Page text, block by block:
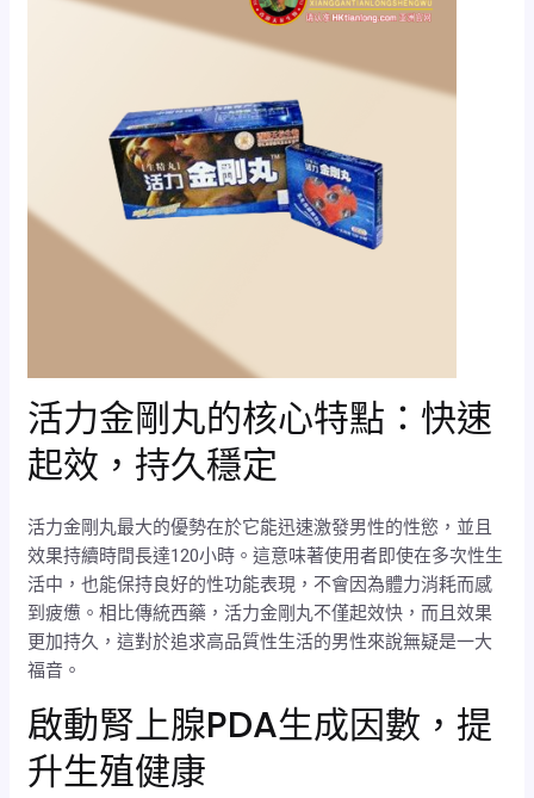
活力金剛丸的核心特點：快速
起效，持久穩定
活力金剛丸最大的優勢在於它能迅速激發男性的性慾，並且
效果持續時間長達120小時。這意味著使用者即使在多次性生
活中，也能保持良好的性功能表現，不會因為體力消耗而感
到疲憊。相比傳統西藥，活力金剛丸不僅起效快，而且效果
更加持久，這對於追求高品質性生活的男性來說無疑是一大
福音。
啟動腎上腺PDA生成因數，提
升生殖健康